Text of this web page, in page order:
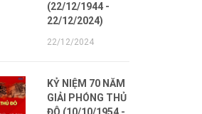
(22/12/1944 -
22/12/2024)
22/12/2024
KỶ NIỆM 70 NĂM
GIẢI PHÓNG THỦ